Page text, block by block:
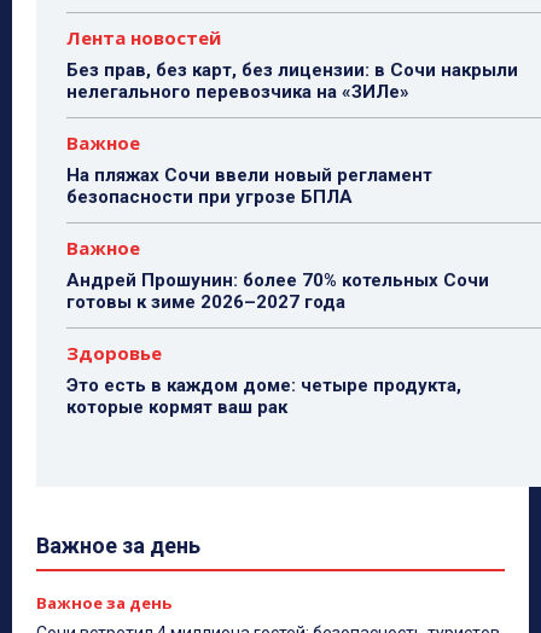
Лента новостей
Без прав, без карт, без лицензии: в Сочи накрыли
нелегального перевозчика на «ЗИЛе»
Важное
На пляжах Сочи ввели новый регламент
безопасности при угрозе БПЛА
Важное
Андрей Прошунин: более 70% котельных Сочи
готовы к зиме 2026–2027 года
Здоровье
Это есть в каждом доме: четыре продукта,
которые кормят ваш рак
Важное за день
Важное за день